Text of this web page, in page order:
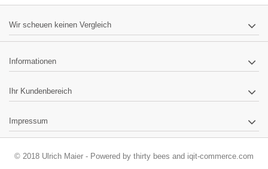
Wir scheuen keinen Vergleich
Informationen
Ihr Kundenbereich
Impressum
© 2018 Ulrich Maier - Powered by thirty bees and iqit-commerce.com